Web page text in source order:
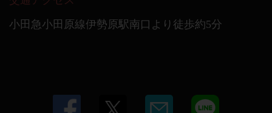
小田急小田原線伊勢原駅南口より徒歩約5分